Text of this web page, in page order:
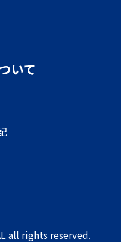
いて
all rights reserved.